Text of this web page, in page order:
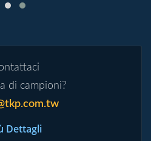
di campioni?
Dettagli